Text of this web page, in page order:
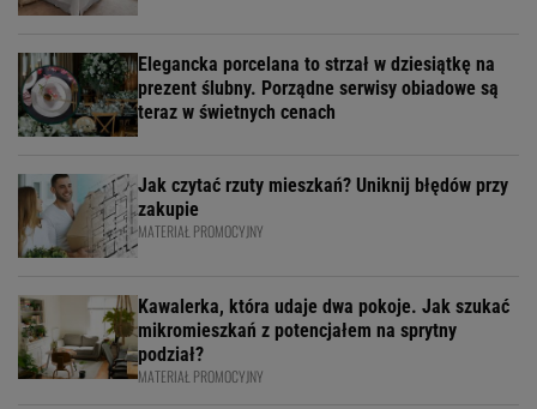
Elegancka porcelana to strzał w dziesiątkę na
prezent ślubny. Porządne serwisy obiadowe są
teraz w świetnych cenach
Jak czytać rzuty mieszkań? Uniknij błędów przy
zakupie
MATERIAŁ PROMOCYJNY
Kawalerka, która udaje dwa pokoje. Jak szukać
mikromieszkań z potencjałem na sprytny
podział?
MATERIAŁ PROMOCYJNY